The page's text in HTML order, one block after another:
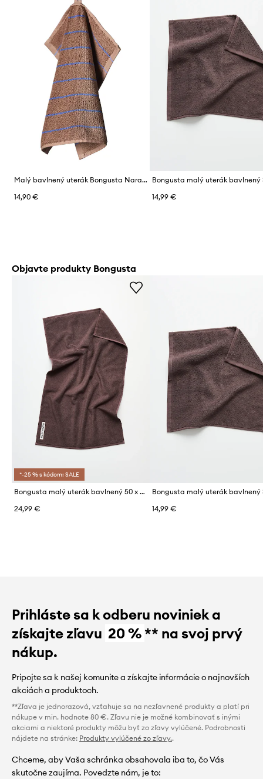
Malý bavlnený uterák Bongusta Naram 30 x 30 cm
14,90 €
14,99 €
Objavte produkty Bongusta
*-25 % s kódom: SALE
Bongusta malý uterák bavlnený 50 x 80 cm
24,99 €
14,99 €
Prihláste sa k odberu noviniek a
získajte zľavu 20 %** na svoj prvý
nákup.
Pripojte sa k našej komunite a získajte informácie o najnovších
akciách a produktoch.
**Zľava je jednorazová, vzťahuje sa na nezľavnené produkty a platí pri
nákupe v min. hodnote 80 €. Zľavu nie je možné kombinovať s inými
akciami a niektoré produkty môžu byť zo zľavy vylúčené. Podrobnosti
nájdete na stránke: Produkty vylúčené zo zľavy..
Chceme, aby Vaša schránka obsahovala iba to, čo Vás
skutočne zaujíma. Povedzte nám, je to: